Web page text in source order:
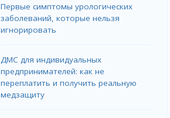
Первые симптомы урологических
заболеваний, которые нельзя
игнорировать
ДМС для индивидуальных
предпринимателей: как не
переплатить и получить реальную
медзащиту